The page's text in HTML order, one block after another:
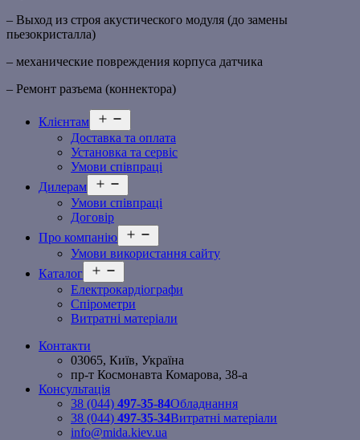
– Выход из строя акустического модуля (до замены
пьезокристалла)
– механические повреждения корпуса датчика
– Ремонт разъема (коннектора)
Клієнтам
меню
Доставка та оплата
Установка та сервіс
Умови співпраці
Дилерам
меню
Умови співпраці
Договір
Про компанію
меню
Умови використання сайту
Каталог
меню
Електрокардіографи
Спірометри
Витратні матеріали
Контакти
03065, Київ, Україна
пр-т Космонавта Комарова, 38-а
Консультація
38 (044) 497-35-84Обладнання
38 (044) 497-35-34Витратні матеріали
info@mida.kiev.ua